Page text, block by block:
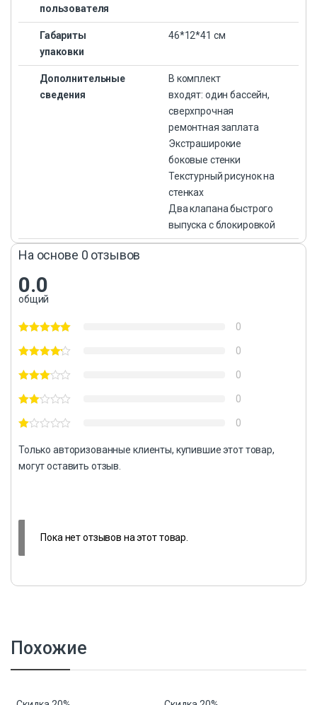
пользователя
Габариты
упаковки
46*12*41 см
Дополнительные
сведения
В комплект
входят: один бассейн,
сверхпрочная
ремонтная заплата
Экстраширокие
боковые стенки
Текстурный рисунок на
стенках
Два клапана быстрого
выпуска с блокировкой
На основе 0 отзывов
0.0
общий
0
0
0
0
0
Только авторизованные клиенты, купившие этот товар,
могут оставить отзыв.
Пока нет отзывов на этот товар.
Похожие